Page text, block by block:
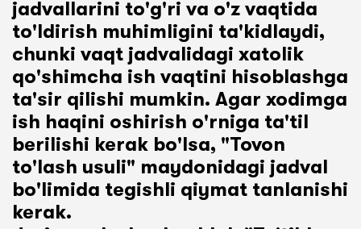
jadvallarini to'g'ri va o'z vaqtida
to'ldirish muhimligini ta'kidlaydi,
chunki vaqt jadvalidagi xatolik
qo'shimcha ish vaqtini hisoblashga
ta'sir qilishi mumkin. Agar xodimga
ish haqini oshirish o'rniga ta'til
berilishi kerak bo'lsa, "Tovon
to'lash usuli" maydonidagi jadval
bo'limida tegishli qiymat tanlanishi
kerak.